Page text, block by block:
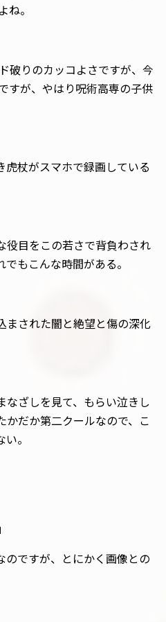
ね。
破りのカッコよさですが、今
すが、やはり呪術高専の子供
虎杖がスマホで録画している
役目をこの若さで背負わされ
もこんな時間がある。
まされた闇と絶望と傷の深化
ざしを見て、もらい泣きし
かだか第二クールなので、こ
。
のですが、とにかく画像との